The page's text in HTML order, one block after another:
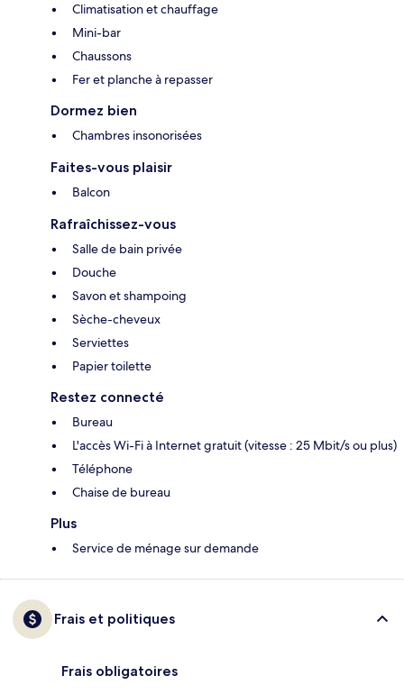
Climatisation et chauffage
Mini-bar
Chaussons
Fer et planche à repasser
Dormez bien
Chambres insonorisées
Faites-vous plaisir
Balcon
Rafraîchissez-vous
Salle de bain privée
Douche
Savon et shampoing
Sèche-cheveux
Serviettes
Papier toilette
Restez connecté
Bureau
L'accès Wi-Fi à Internet gratuit (vitesse : 25 Mbit/s ou plus)
Téléphone
Chaise de bureau
Plus
Service de ménage sur demande
Frais et politiques
Frais obligatoires